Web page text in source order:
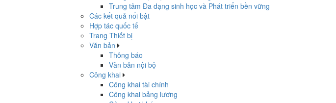
Trung tâm Đa dạng sinh học và Phát triển bền vững
Các kết quả nổi bật
Hợp tác quốc tế
Trang Thiết bị
Văn bản
Thông báo
Văn bản nội bộ
Công khai
Công khai tài chính
Công khai bảng lương